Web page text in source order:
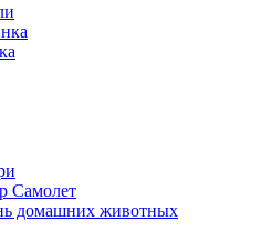
Самолет
домашних животных